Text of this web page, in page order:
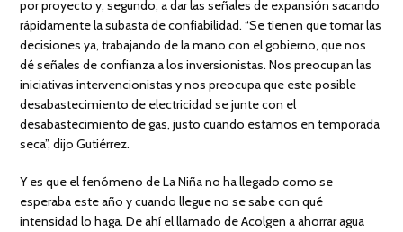
por proyecto y, segundo, a dar las señales de expansión sacando
rápidamente la subasta de confiabilidad. “Se tienen que tomar las
decisiones ya, trabajando de la mano con el gobierno, que nos
dé señales de confianza a los inversionistas. Nos preocupan las
iniciativas intervencionistas y nos preocupa que este posible
desabastecimiento de electricidad se junte con el
desabastecimiento de gas, justo cuando estamos en temporada
seca”, dijo Gutiérrez.
Y es que el fenómeno de La Niña no ha llegado como se
esperaba este año y cuando llegue no se sabe con qué
intensidad lo haga. De ahí el llamado de Acolgen a ahorrar agua